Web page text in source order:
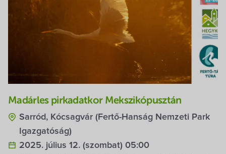
Madárles pirkadatkor Mekszikópusztán
Sarród, Kócsagvár (Fertő-Hanság Nemzeti Park
Igazgatóság)
2025. július 12. (szombat) 05:00